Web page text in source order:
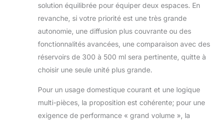
solution équilibrée pour équiper deux espaces. En
revanche, si votre priorité est une très grande
autonomie, une diffusion plus couvrante ou des
fonctionnalités avancées, une comparaison avec des
réservoirs de 300 à 500 ml sera pertinente, quitte à
choisir une seule unité plus grande.
Pour un usage domestique courant et une logique
multi-pièces, la proposition est cohérente; pour une
exigence de performance « grand volume », la